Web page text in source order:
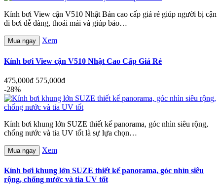
Kính bơi View cận V510 Nhật Bản cao cấp giá rẻ giúp người bị cận
đi bơi dễ dàng, thoải mái và giúp bảo…
Mua ngay Xem
Kính bơi View cận V510 Nhật Cao Cấp Giá Rẻ
475,000đ 575,000đ
-28%
Kính bơi khung lớn SUZE thiết kế panorama, góc nhìn siêu rộng,
chống nước và tia UV tốt là sự lựa chọn…
Mua ngay Xem
Kính bơi khung lớn SUZE thiết kế panorama, góc nhìn siêu
rộng, chống nước và tia UV tốt